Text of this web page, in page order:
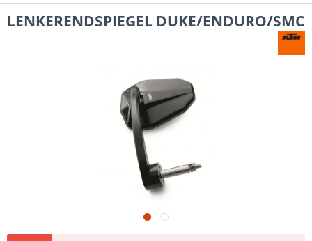
LENKERENDSPIEGEL DUKE/ENDURO/SMC